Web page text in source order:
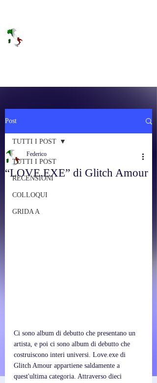
Post
TUTTI I POST
RECENSIONI
COLLOQUI
GRIDA A
TUTTI I POST
“LOVE.EXE” di Glitch Amour
Federico
Ci sono album di debutto che presentano un
artista, e poi ci sono album di debutto che
costruiscono interi universi. Love.exe di
Glitch Amour appartiene saldamente a
quest'ultima categoria. Attraverso dieci